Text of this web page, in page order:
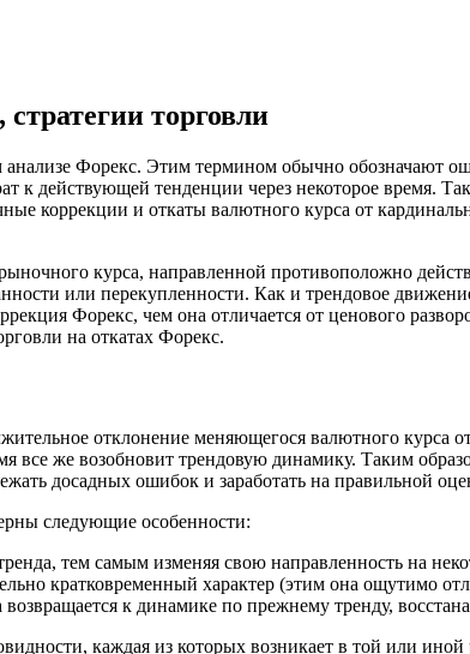
торговли
Форекс. Этим термином обычно обозначают
к действующей тенденции через некоторое время.
коррекции и откаты валютного курса от
курса, направленной противоположно
или перекупленности. Как и трендовое
Форекс, чем она отличается от ценового
на откатах Форекс.
отклонение меняющегося валютного курса
все же возобновит трендовую динамику. Таким
досадных ошибок и заработать на правильной
следующие особенности:
тем самым изменяя свою направленность на
кратковременный характер (этим она ощутимо
к динамике по прежнему тренду,
каждая из которых возникает в той или